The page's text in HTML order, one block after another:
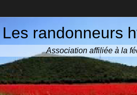
Les randonneurs
Association affiliée à la